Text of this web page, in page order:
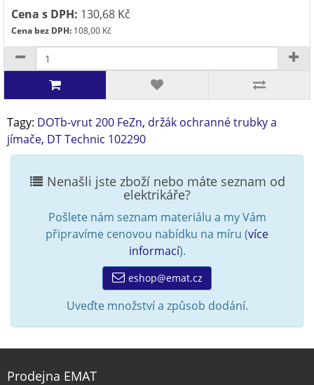
Cena s DPH: 130,68 Kč
Cena bez DPH: 108,00 Kč
Tagy: DOTb-vrut 200 FeZn, držák ochranné trubky a
jímače, DT Technic 102290
Nenašli jste zboží nebo máte seznam od
elektrikáře?
Pošlete nám seznam materiálu a my Vám
připravíme cenovou nabídku na míru (více
informací).
eshop@emat.cz
Uveďte množství a způsob dodání.
Prodejna EMAT